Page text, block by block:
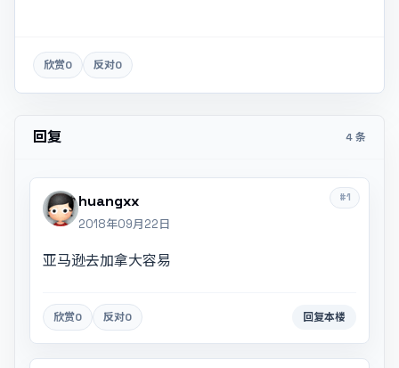
欣赏0 反对0
回复 4 条
#1
huangxx
2018年09月22日
亚马逊去加拿大容易
欣赏0 反对0 回复本楼